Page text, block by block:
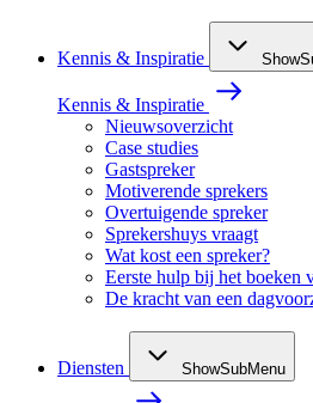
Kennis & Inspiratie
Kennis & Inspiratie
Nieuwsoverzicht
Case studies
Gastspreker
Motiverende sprekers
Overtuigende spreker
Sprekershuys vraagt
Wat kost een spreker?
Eerste hulp bij het boeken
De kracht van een
Diensten ShowSubMenu